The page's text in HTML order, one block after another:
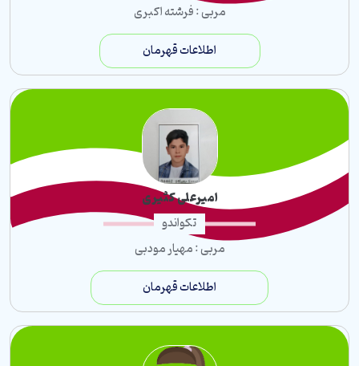
مربی : فرشته اکبری
اطلاعات قهرمان
امیرعلی کثیری
تکواندو
مربی : مهیار مودبی
اطلاعات قهرمان